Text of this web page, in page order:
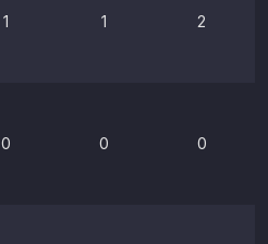
1 1 2
0 0 0